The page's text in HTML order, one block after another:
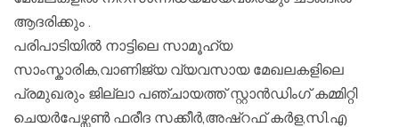
ആദരിക്കും .
പരിപാടിയിൽ നാട്ടിലെ സാമൂഹ്യ
സാംസ്കാരിക,വാണിജ്യ വ്യവസായ മേഖലകളിലെ
പ്രമുഖരും ജില്ലാ പഞ്ചായത്ത് സ്റ്റാൻഡിംഗ് കമ്മിറ്റി
ചെയർപേഴ്സൺ ഫരീദ സക്കീർ,അഷ്റഫ് കർള,സി.എ